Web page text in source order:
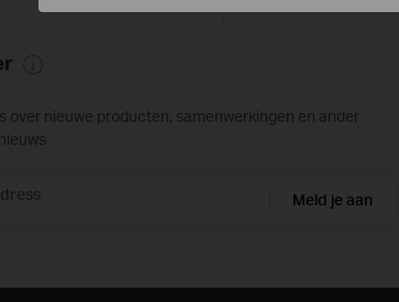
over nieuwe producten, samenwerkingen en ander
Meld je aan